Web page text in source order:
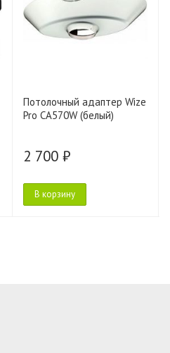
Потолочный адаптер Wize
Pro CA570W (белый)
2 700 ₽
В корзину